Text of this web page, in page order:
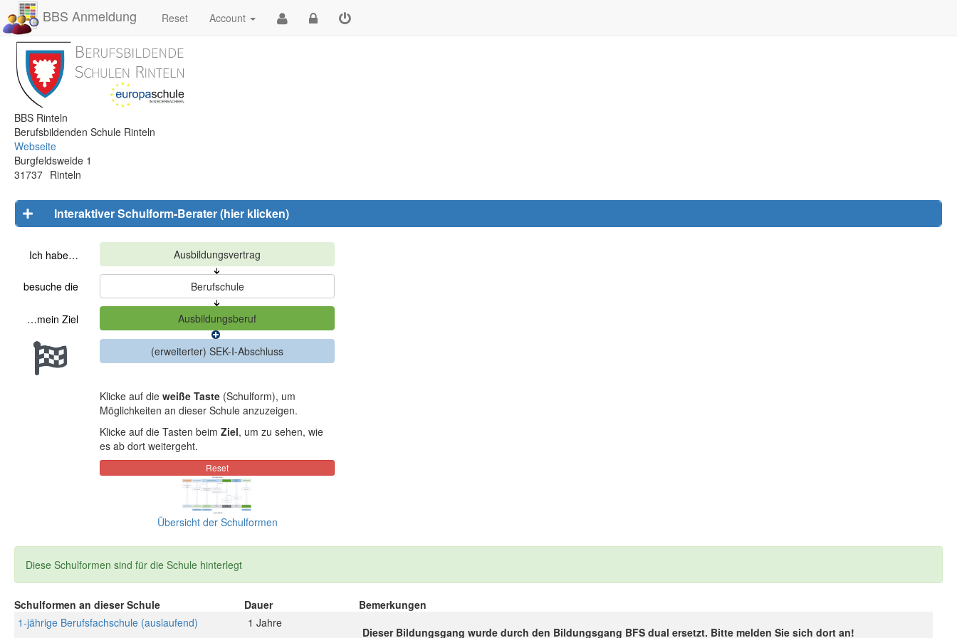
BBS Anmeldung Reset Account
BBS Rinteln
Berufsbildenden Schule Rinteln
Webseite
Burgfeldsweide 1
31737 Rinteln
Interaktiver Schulform-Berater (hier klicken)
Ich habe…
besuche die
…mein Ziel
Klicke auf die weiße Taste (Schulform), um
Möglichkeiten an dieser Schule anzuzeigen.
Klicke auf die Tasten beim Ziel, um zu sehen, wie
es ab dort weitergeht.
Übersicht der Schulformen
Diese Schulformen sind für die Schule hinterlegt
Schulformen an dieser Schule Dauer
Bemerkungen
1-jährige Berufsfachschule (auslaufend)
1 Jahre
Dieser Bildungsgang wurde durch den Bildungsgang BFS dual ersetzt. Bitte melden Sie sich dort an!